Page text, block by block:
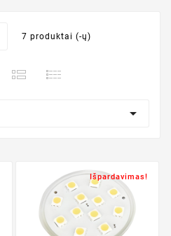
7 produktai (-ų)

Išpardavimas!